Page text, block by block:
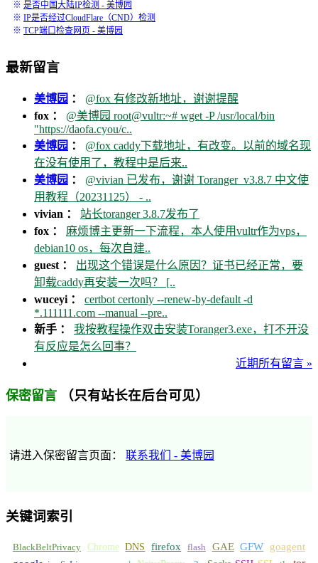
※ 是否中国大陆IP检测 - 美博园
※ IP是否经过CloudFlare（CND）检测
※ TCP端口检查网页 - 美博园
最新留言
美博园 ： @fox 有修改新地址，谢谢提醒
fox ： @美博园 root@vultr:~# wget -P /usr/local/bin
"https://daofa.cyou/c..
美博园 ： @fox caddy下载地址，有改变。以前的域名现
在没有使用了，教程中是后来..
美博园 ： @vivian 已发布，谢谢 Toranger_v3.8.7 中文使
用教程（20231125） - ..
vivian ： 站长toranger 3.8.7发布了
fox ： 麻烦博主更新一下流程，本人使用vultr作为vps，
debian10 os，每次自建..
guest ： 出现这个错误是什么原因？证书已经正常，要
卸载caddy再安装一次吗？ [..
wuceyi ： certbot certonly --renew-by-default -d
*.111111.com --manual --pre..
新手 ： 我按教程操作双击安装Toranger3.exe，打不开没
有反应是怎么回事？
近期所有留言 »
保密留言 （只有站长在后台可见）
请进入保密留言页面： 联系我们 - 美博园
关键词索引
BlackBeltPrivacy Chrome DNS firefox flash GAE GFW
goagent